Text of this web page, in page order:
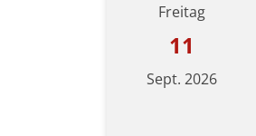
Freitag
11
Sept. 2026